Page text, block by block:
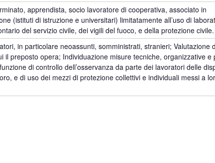
apprendista, socio lavoratore di cooperativa, associato in
(istituti di istruzione e universitari) limitatamente all’uso di
del servizio civile, dei vigili del fuoco, e della protezione civile.
in particolare neoassunti, somministrati, stranieri; Valutazione
il preposto opera; Individuazione misure tecniche, organizzative e
di controllo dell’osservanza da parte dei lavoratori delle
e di uso dei mezzi di protezione collettivi e individuali messi a